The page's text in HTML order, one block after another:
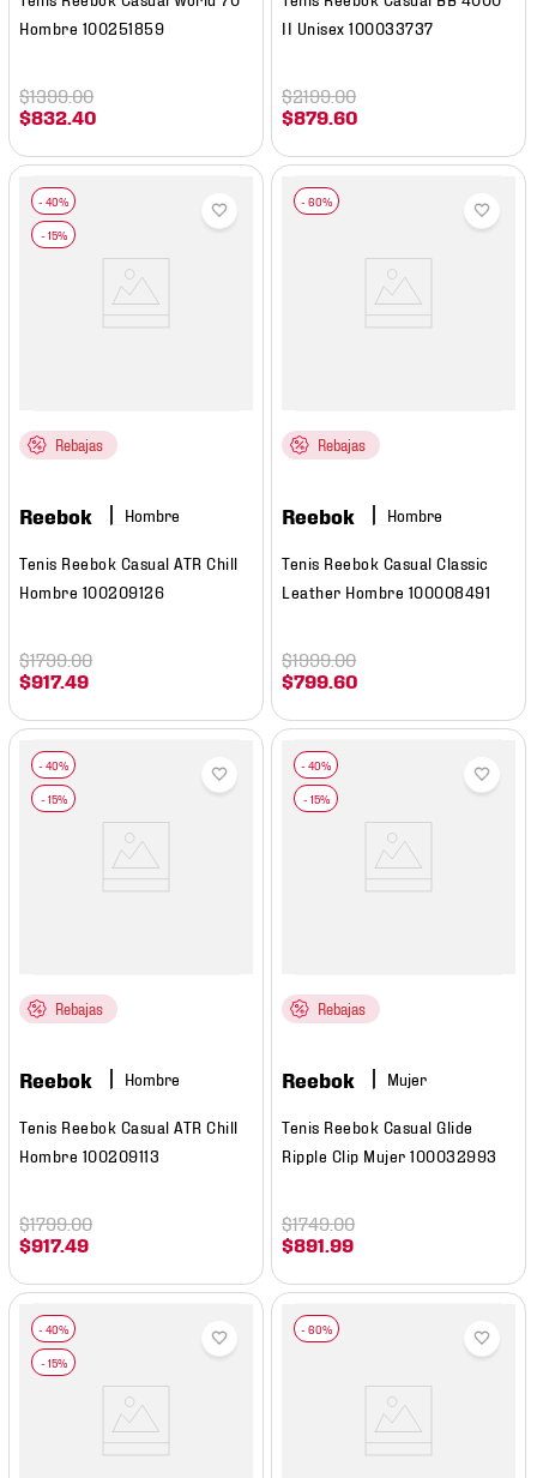
Hombre 100251859
$832 .40
$1399.00
II Unisex 100033737
$879 .60
$2199.00
Rebajas
Reebok Hombre
Tenis Reebok Casual ATR Chill
Hombre 100209126
$917.49
$1799.00
Rebajas
Reebok Hombre
Tenis Reebok Casual Classic
Leather Hombre 100008491
$799 .60
$1999.00
Rebajas
Reebok Hombre
Tenis Reebok Casual ATR Chill
Hombre 100209113
$917.49
$1799.00
Rebajas
Reebok Mujer
Tenis Reebok Casual Glide
Ripple Clip Mujer 100032993
$891 .99
$1749.00